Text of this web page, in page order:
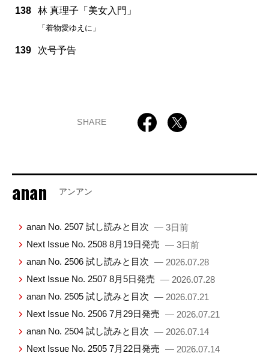
138 林 真理子「美女入門」
「着物愛ゆえに」
139 次号予告
SHARE
anan アンアン
anan No. 2507 試し読みと目次 — 3日前
Next Issue No. 2508 8月19日発売 — 3日前
anan No. 2506 試し読みと目次 — 2026.07.28
Next Issue No. 2507 8月5日発売 — 2026.07.28
anan No. 2505 試し読みと目次 — 2026.07.21
Next Issue No. 2506 7月29日発売 — 2026.07.21
anan No. 2504 試し読みと目次 — 2026.07.14
Next Issue No. 2505 7月22日発売 — 2026.07.14